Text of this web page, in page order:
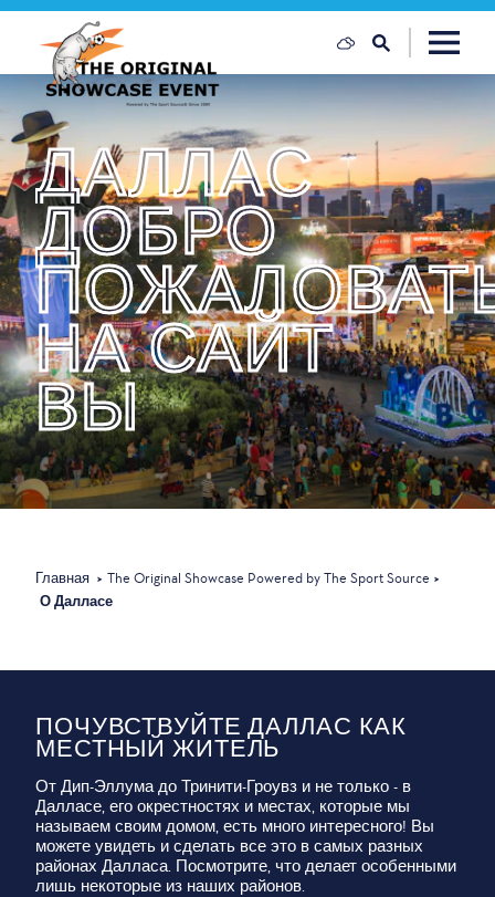
Перейти к содержанию
ДАЛЛАС
ДОБРО
НА САЙТ
ВЫ
Главная
The Original Showcase Powered by The Sport Source
О Далласе
ПОЧУВСТВУЙТЕ ДАЛЛАС КАК
МЕСТНЫЙ ЖИТЕЛЬ
От Дип-Эллума до Тринити-Гроувз и не только - в
Далласе, его окрестностях и местах, которые мы
называем своим домом, есть много интересного! Вы
можете увидеть и сделать все это в самых разных
районах Далласа. Посмотрите, что делает особенными
лишь некоторые из наших районов.